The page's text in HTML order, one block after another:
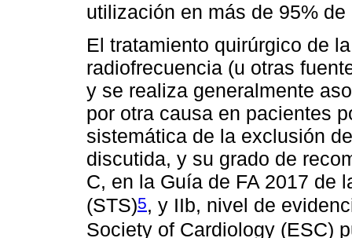
utilización en más de 95%
El tratamiento quirúrgico de
radiofrecuencia (u otras
y se realiza generalmente
por otra causa en pacientes
sistemática de la exclusión
discutida, y su grado de
C, en la Guía de FA 2017 de
(STS)5, y IIb, nivel de
Society of Cardiology (ESC)